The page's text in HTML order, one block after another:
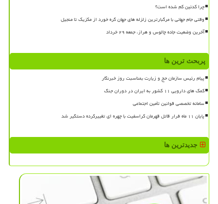
چرا کدئین کم شده است؟
وقتی جام جهانی با مرگبارترین زلزله های جهان گره خورد از مکزیک تا منجیل
آخرین وضعیت جاده چالوس و هراز، جمعه ۲۹ خرداد
پربحث ترین ها
پیام رئیس سازمان حج و زیارت بمناسبت روز خبرنگار
کمک های دارویی ۱۱ کشور به ایران در دوران جنگ
سامانه تخصصی قوانین تأمین اجتماعی
پایان ۱۱ ماه فرار قاتل قهرمان کراسفیت با چهره ای تغییرکرده دستگیر شد
جدیدترین ها